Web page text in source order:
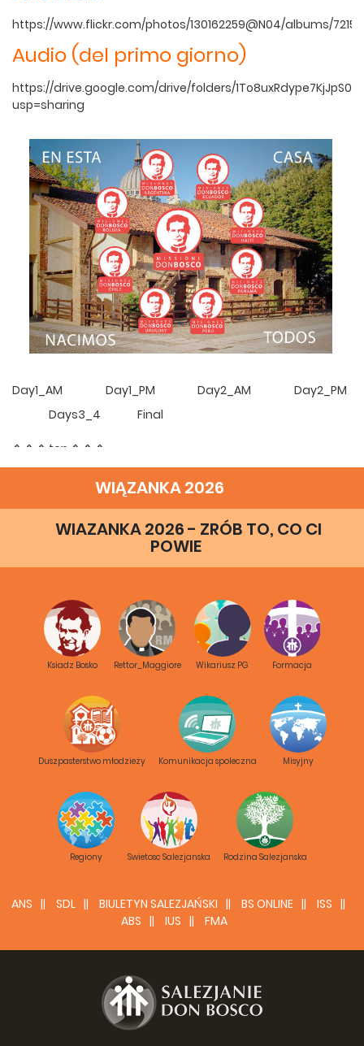
https://www.flickr.com/photos/130162259@N04/albums/
Audio (del primo giorno)
https://drive.google.com/drive/folders/
usp=sharing
Day1_AM Day1_PM Day2_AM
Day2_PM
Days3_4
Final
⇑ ⇑ ⇑ top ⇑ ⇑ ⇑
WIĄZANKA 2026
WIAZANKA 2026 - ZRÓB TO, CO CI
POWIE
Ksiadz Bosko Rettor_Maggiore Wikariusz PG Formacja
Duszpasterstwo młodzieży Komunikacja spoleczna Misyjny
Regiony Swietosc Salezjanska Rodzina Salezjanska
ANS SDL BIULETYN SALEZJAŃSKI BS ONLINE
ISS
ABS
IUS FMA